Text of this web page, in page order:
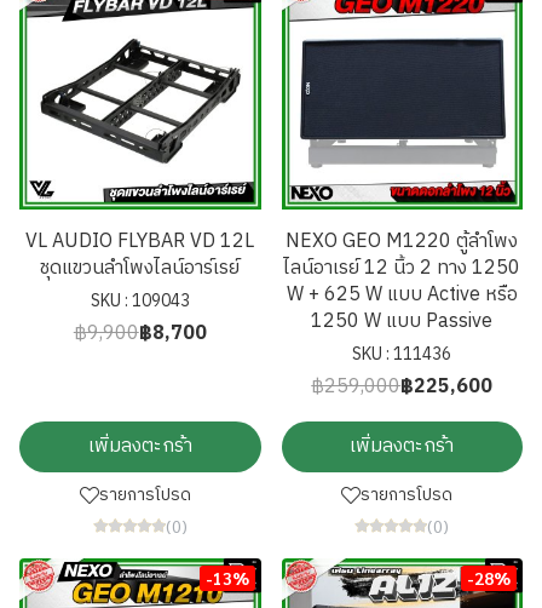
VL AUDIO FLYBAR VD 12L
ชุดแขวนลำโพงไลน์อาร์เรย์
SKU : 109043
฿9,900฿8,700
เพิ่มลงตะกร้า
รายการโปรด
(0)
NEXO GEO M1220 ตู้ลำโพง
ไลน์อาเรย์ 12 นิ้ว 2 ทาง 1250
W + 625 W แบบ Active หรือ
1250 W แบบ Passive
SKU : 111436
฿259,000฿225,600
เพิ่มลงตะกร้า
รายการโปรด
(0)
-13% -28%